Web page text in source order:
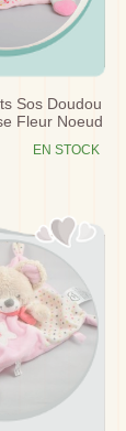
Sos Doudou
Fleur Noeud
EN STOCK